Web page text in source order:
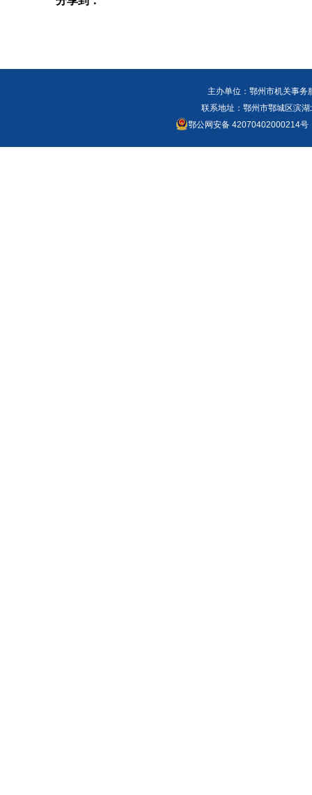
主办单位：鄂州市机关事
联系地址：鄂州市鄂城区滨
鄂公网安备 42070402000214号